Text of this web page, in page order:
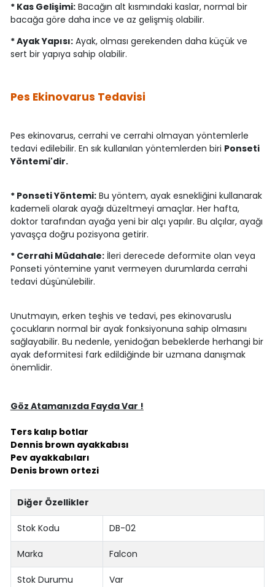
* Kas Gelişimi:Bacağın alt kısmındaki kaslar, normal bir
bacağa göre daha ince ve az gelişmiş olabilir.
* Ayak Yapısı:Ayak, olması gerekenden daha küçük ve
sert bir yapıya sahip olabilir.
Pes Ekinovarus Tedavisi
Pes ekinovarus, cerrahi ve cerrahi olmayan yöntemlerle
tedavi edilebilir. En sık kullanılan yöntemlerden biri Ponseti
Yöntemi'dir.
* Ponseti Yöntemi:Bu yöntem, ayak esnekliğini kullanarak
kademeli olarak ayağı düzeltmeyi amaçlar. Her hafta,
doktor tarafından ayağa yeni bir alçı yapılır. Bu alçılar, ayağı
yavaşça doğru pozisyona getirir.
* Cerrahi Müdahale:İleri derecede deformite olan veya
Ponseti yöntemine yanıt vermeyen durumlarda cerrahi
tedavi düşünülebilir.
Unutmayın, erken teşhis ve tedavi, pes ekinovaruslu
çocukların normal bir ayak fonksiyonuna sahip olmasını
sağlayabilir. Bu nedenle, yenidoğan bebeklerde herhangi bir
ayak deformitesi fark edildiğinde bir uzmana danışmak
önemlidir.
Göz Atamanızda Fayda Var !
Ters kalıp botlar
Dennis brown ayakkabısı
Pev ayakkabıları
Denis brown ortezi
Diğer Özellikler
Stok Kodu DB-02
Marka Falcon
Stok Durumu Var